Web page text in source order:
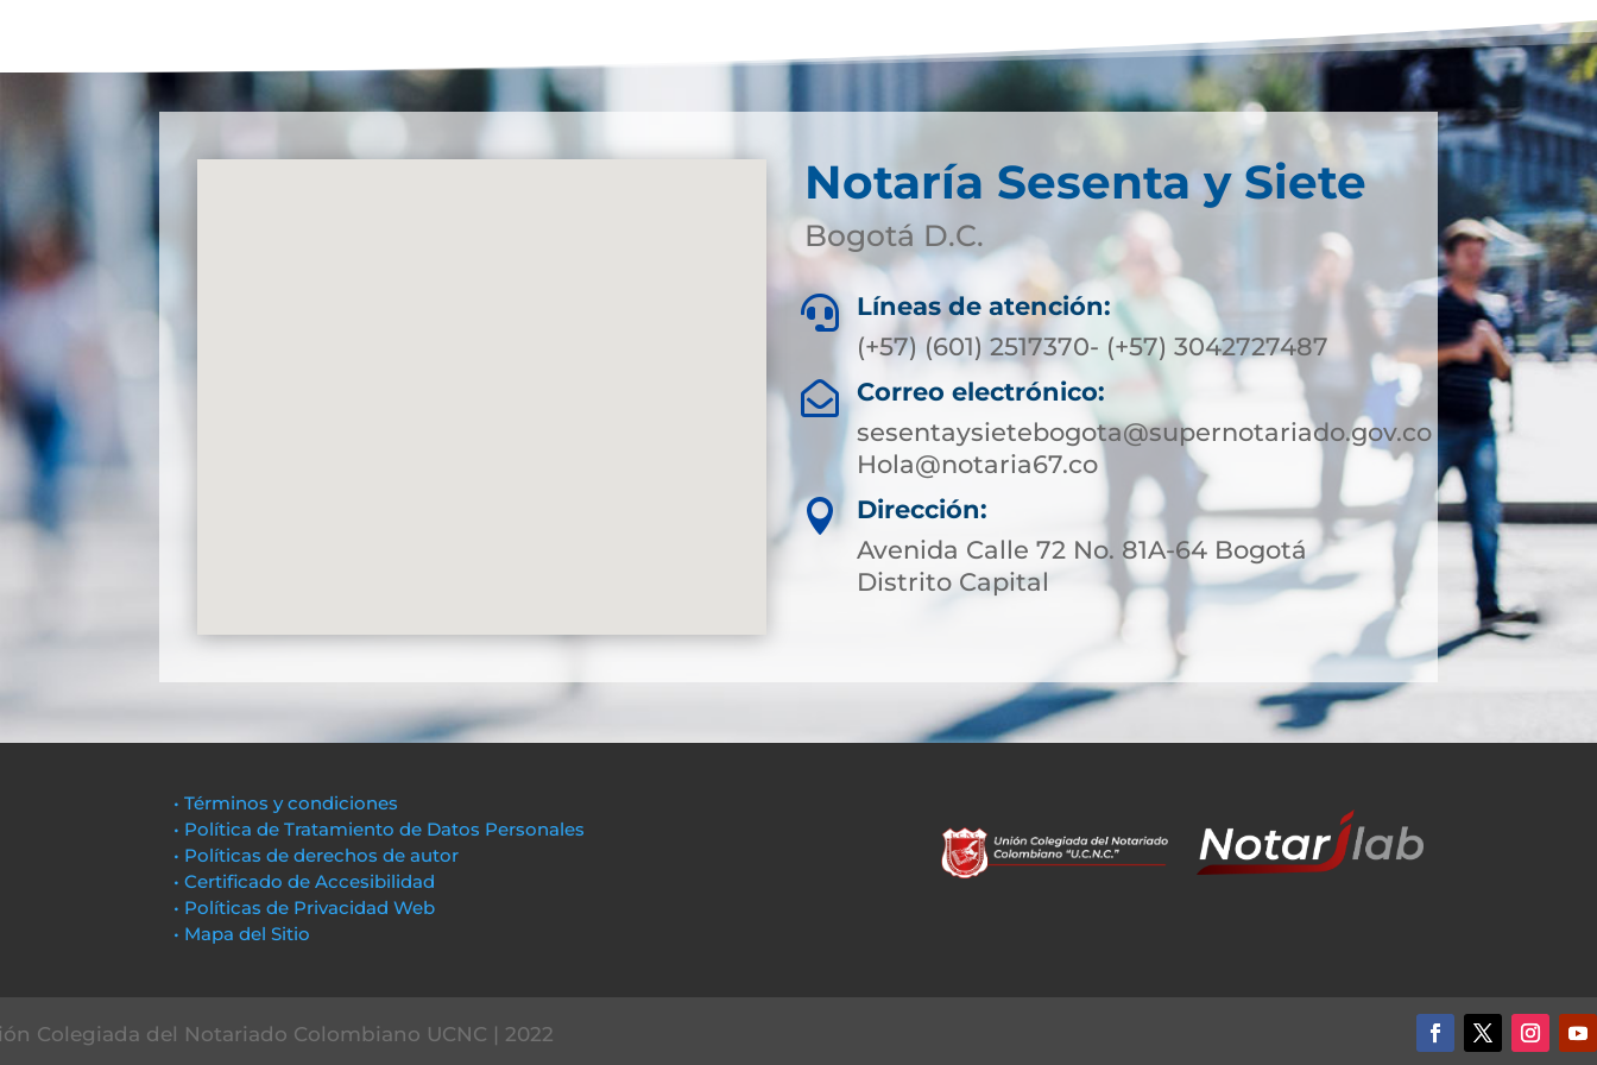
Notaría Sesenta y Siete
Bogotá D.C.

Líneas de atención:
(+57) (601) 2517370- (+57) 3042727487

Correo electrónico:
sesentaysietebogota@supernotariado.gov.co
Hola@notaria67.co

Dirección:
Avenida Calle 72 No. 81A-64 Bogotá
Distrito Capital
• Términos y condiciones
• Política de Tratamiento de Datos Personales
• Políticas de derechos de autor
• Certificado de Accesibilidad
• Políticas de Privacidad Web
• Mapa del Sitio
Colegiada del Notariado Colombiano UCNC | 2022